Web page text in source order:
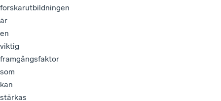
forskarutbildningen
är
en
viktig
framgångsfaktor
som
kan
stärkas